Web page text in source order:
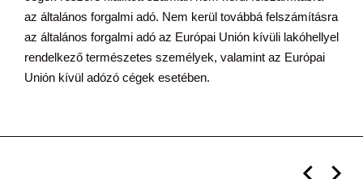
az általános forgalmi adó. Nem kerül továbbá felszámításra
az általános forgalmi adó az Európai Unión kívüli lakóhellyel
rendelkező természetes személyek, valamint az Európai
Unión kívül adózó cégek esetében.